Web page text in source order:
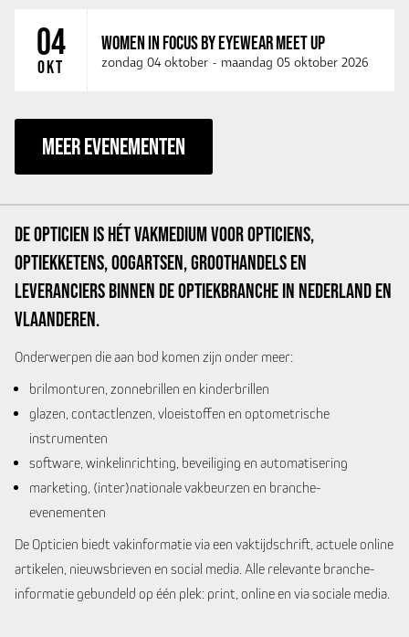
04
OKT
WOMEN IN FOCUS BY EYEWEAR MEET UP
zondag 04 oktober - maandag 05 oktober 2026
MEER EVENEMENTEN
De Opticien is hét vakmedium voor opticiens,
optiekketens, oogartsen, groothandels en
leveranciers binnen de optiekbranche in Nederland en
Vlaanderen.
Onderwerpen die aan bod komen zijn onder meer:
brilmonturen, zonnebrillen en kinderbrillen
glazen, contactlenzen, vloeistoffen en optometrische
instrumenten
software, winkelinrichting, beveiliging en automatisering
marketing, (inter)nationale vakbeurzen en branche-
evenementen
De Opticien biedt vakinformatie via een vaktijdschrift, actuele online
artikelen, nieuwsbrieven en social media. Alle relevante branche-
informatie gebundeld op één plek: print, online en via sociale media.